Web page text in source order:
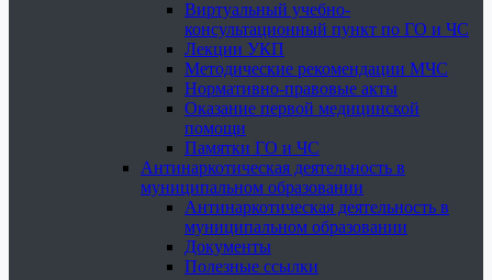
Виртуальный учебно-
консультационный пункт по ГО и ЧС
Лекции УКП
Методические рекомендации МЧС
Нормативно-правовые акты
Оказание первой медицинской
помощи
Памятки ГО и ЧС
Антинаркотическая деятельность в
муниципальном образовании
Антинаркотическая деятельность в
муниципальном образовании
Документы
Полезные ссылки